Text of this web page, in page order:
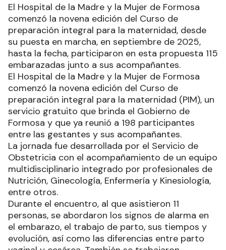
El Hospital de la Madre y la Mujer de Formosa
comenzó la novena edición del Curso de
preparación integral para la maternidad, desde
su puesta en marcha, en septiembre de 2025,
hasta la fecha, participaron en esta propuesta 115
embarazadas junto a sus acompañantes.
El Hospital de la Madre y la Mujer de Formosa
comenzó la novena edición del Curso de
preparación integral para la maternidad (PIM), un
servicio gratuito que brinda el Gobierno de
Formosa y que ya reunió a 198 participantes
entre las gestantes y sus acompañantes.
La jornada fue desarrollada por el Servicio de
Obstetricia con el acompañamiento de un equipo
multidisciplinario integrado por profesionales de
Nutrición, Ginecología, Enfermería y Kinesiología,
entre otros.
Durante el encuentro, al que asistieron 11
personas, se abordaron los signos de alarma en
el embarazo, el trabajo de parto, sus tiempos y
evolución, así como las diferencias entre parto